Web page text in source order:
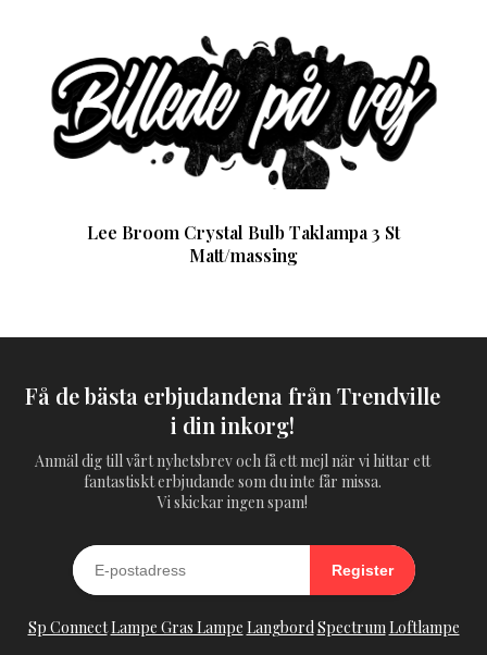
Lee Broom Crystal Bulb Taklampa 3 St
Matt/massing
Få de bästa erbjudandena från Trendville
i din inkorg!
Anmäl dig till vårt nyhetsbrev och få ett mejl när vi hittar ett
fantastiskt erbjudande som du inte får missa.
Vi skickar ingen spam!
Register
Sp ConnectLampe Gras Lampe LangbordSpectrumLoftlampe